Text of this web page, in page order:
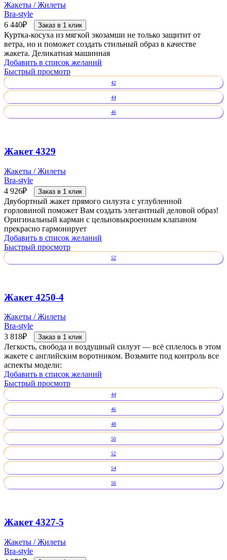
Жакеты / Жилеты
Bra-style
6 440₽ Заказ в 1 клик
Куртка-косуха из мягкой экозамши не только защитит от
ветра, но и поможет создать стильный образ в качестве
жакета. Деликатная машинная
Добавить в список желаний
Быстрый просмотр
42
44
46
Жакет 4329
Жакеты / Жилеты
Bra-style
4 926₽ Заказ в 1 клик
Двубортный жакет прямого силуэта с углубленной
горловиной поможет Вам создать элегантный деловой образ!
Оригинальный карман с цельновыкроенным клапаном
прекрасно гармонирует
Добавить в список желаний
Быстрый просмотр
52
Жакет 4250-4
Жакеты / Жилеты
Bra-style
3 818₽ Заказ в 1 клик
Легкость, свобода и воздушный силуэт — всё сплелось в этом
жакете с английским воротником. Возьмите под контроль все
аспекты модели:
Добавить в список желаний
Быстрый просмотр
44
46
48
50
52
54
56
Жакет 4327-5
Жакеты / Жилеты
Bra-style